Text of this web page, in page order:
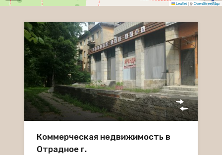
Leaflet|©OpenStreetMap
Коммерческая недвижимость в
Отрадное г.